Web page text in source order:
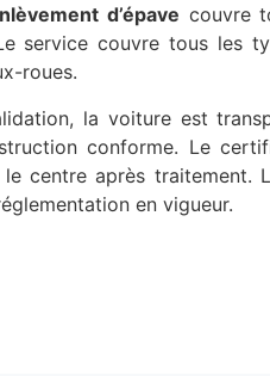
d’épave couvre
service couvre tous les
roues.
la voiture est
conforme. Le
centre après traitement.
en vigueur.